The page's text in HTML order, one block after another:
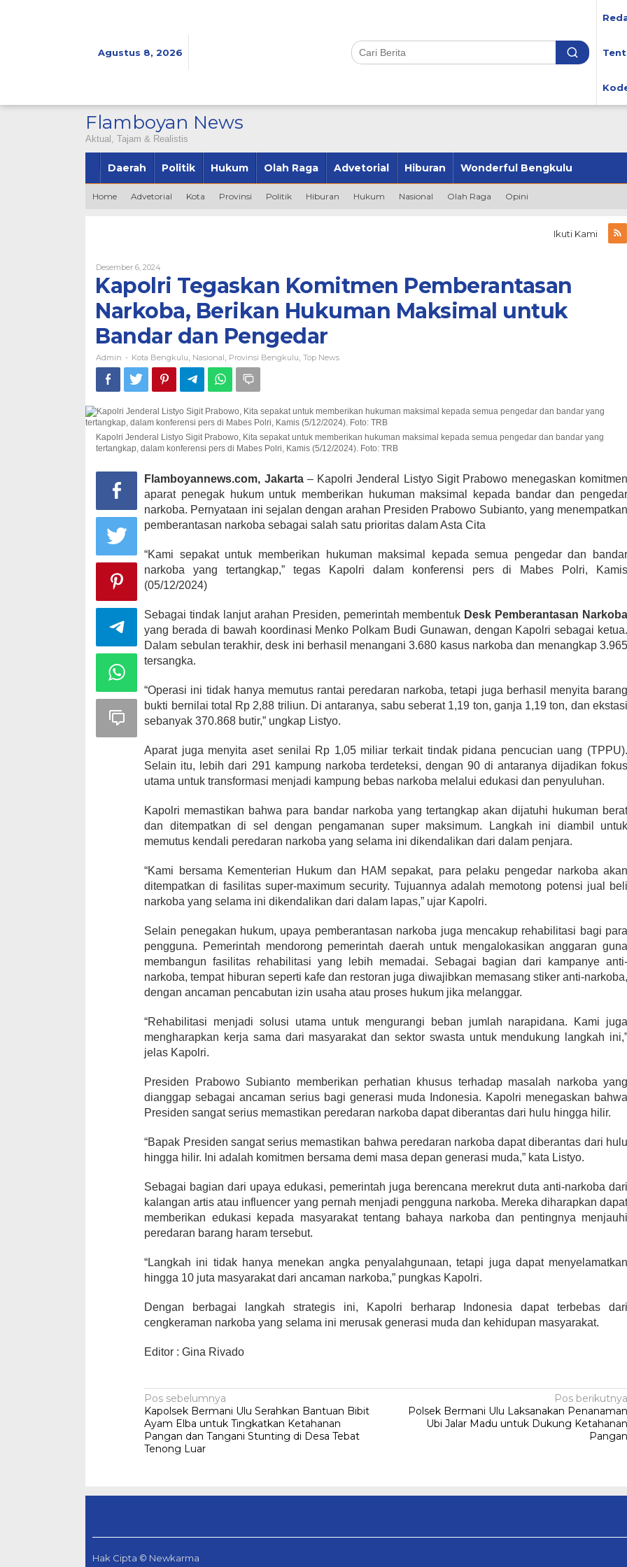
Agustus 8, 2026
Flamboyan News
Aktual, Tajam & Realistis
Daerah Politik Hukum Olah Raga Advetorial Hiburan Wonderful Bengkulu
Home Advetorial Kota Provinsi Politik Hiburan Hukum Nasional Olah Raga Opini
Ikuti Kami
Desember 6, 2024Oleh
Admin
Kapolri Tegaskan Komitmen Pemberantasan
Narkoba, Berikan Hukuman Maksimal untuk
Bandar dan Pengedar
Admin - Kota Bengkulu Nasional Provinsi Bengkulu Top News
Kapolri Jenderal Listyo Sigit Prabowo, Kita sepakat untuk memberikan hukuman maksimal kepada semua pengedar dan bandar yang
tertangkap, dalam konferensi pers di Mabes Polri, Kamis (5/12/2024). Foto: TRB
Flamboyannews.com, Jakarta– Kapolri Jenderal Listyo Sigit Prabowo menegaskan komitmen
aparat penegak hukum untuk memberikan hukuman maksimal kepada bandar dan pengedar
narkoba. Pernyataan ini sejalan dengan arahan Presiden Prabowo Subianto, yang menempatkan
pemberantasan narkoba sebagai salah satu prioritas dalam Asta Cita
“Kami sepakat untuk memberikan hukuman maksimal kepada semua pengedar dan bandar
narkoba yang tertangkap,” tegas Kapolri dalam konferensi pers di Mabes Polri, Kamis
(05/12/2024)
Sebagai tindak lanjut arahan Presiden, pemerintah membentuk Desk Pemberantasan Narkoba
yang berada di bawah koordinasi Menko Polkam Budi Gunawan, dengan Kapolri sebagai ketua.
Dalam sebulan terakhir, desk ini berhasil menangani 3.680 kasus narkoba dan menangkap 3.965
tersangka.
“Operasi ini tidak hanya memutus rantai peredaran narkoba, tetapi juga berhasil menyita barang
bukti bernilai total Rp 2,88 triliun. Di antaranya, sabu seberat 1,19 ton, ganja 1,19 ton, dan ekstasi
sebanyak 370.868 butir,” ungkap Listyo.
Aparat juga menyita aset senilai Rp 1,05 miliar terkait tindak pidana pencucian uang (TPPU).
Selain itu, lebih dari 291 kampung narkoba terdeteksi, dengan 90 di antaranya dijadikan fokus
utama untuk transformasi menjadi kampung bebas narkoba melalui edukasi dan penyuluhan.
Kapolri memastikan bahwa para bandar narkoba yang tertangkap akan dijatuhi hukuman berat
dan ditempatkan di sel dengan pengamanan super maksimum. Langkah ini diambil untuk
memutus kendali peredaran narkoba yang selama ini dikendalikan dari dalam penjara.
“Kami bersama Kementerian Hukum dan HAM sepakat, para pelaku pengedar narkoba akan
ditempatkan di fasilitas super-maximum security. Tujuannya adalah memotong potensi jual beli
narkoba yang selama ini dikendalikan dari dalam lapas,” ujar Kapolri.
Selain penegakan hukum, upaya pemberantasan narkoba juga mencakup rehabilitasi bagi para
pengguna. Pemerintah mendorong pemerintah daerah untuk mengalokasikan anggaran guna
membangun fasilitas rehabilitasi yang lebih memadai. Sebagai bagian dari kampanye anti-
narkoba, tempat hiburan seperti kafe dan restoran juga diwajibkan memasang stiker anti-narkoba,
dengan ancaman pencabutan izin usaha atau proses hukum jika melanggar.
“Rehabilitasi menjadi solusi utama untuk mengurangi beban jumlah narapidana. Kami juga
mengharapkan kerja sama dari masyarakat dan sektor swasta untuk mendukung langkah ini,”
jelas Kapolri.
Presiden Prabowo Subianto memberikan perhatian khusus terhadap masalah narkoba yang
dianggap sebagai ancaman serius bagi generasi muda Indonesia. Kapolri menegaskan bahwa
Presiden sangat serius memastikan peredaran narkoba dapat diberantas dari hulu hingga hilir.
“Bapak Presiden sangat serius memastikan bahwa peredaran narkoba dapat diberantas dari hulu
hingga hilir. Ini adalah komitmen bersama demi masa depan generasi muda,” kata Listyo.
Sebagai bagian dari upaya edukasi, pemerintah juga berencana merekrut duta anti-narkoba dari
kalangan artis atau influencer yang pernah menjadi pengguna narkoba. Mereka diharapkan dapat
memberikan edukasi kepada masyarakat tentang bahaya narkoba dan pentingnya menjauhi
peredaran barang haram tersebut.
“Langkah ini tidak hanya menekan angka penyalahgunaan, tetapi juga dapat menyelamatkan
hingga 10 juta masyarakat dari ancaman narkoba,” pungkas Kapolri.
Dengan berbagai langkah strategis ini, Kapolri berharap Indonesia dapat terbebas dari
cengkeraman narkoba yang selama ini merusak generasi muda dan kehidupan masyarakat.
Editor : Gina Rivado
Navigasi
pos
Pos sebelumnya
Kapolsek Bermani Ulu Serahkan Bantuan Bibit
Ayam Elba untuk Tingkatkan Ketahanan
Pangan dan Tangani Stunting di Desa Tebat
Tenong Luar
Pos berikutnya
Polsek Bermani Ulu Laksanakan Penanaman
Ubi Jalar Madu untuk Dukung Ketahanan
Pangan
Hak Cipta © Newkarma